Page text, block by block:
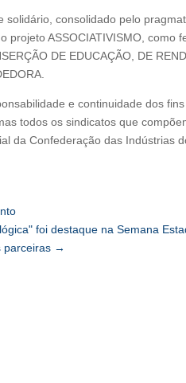
solidário, consolidado pelo
ASSOCIATIVISMO, como
DE EDUCAÇÃO, DE
e continuidade dos
todos os sindicatos que
da Confederação das Indústrias
foi destaque na Semana
parceiras →